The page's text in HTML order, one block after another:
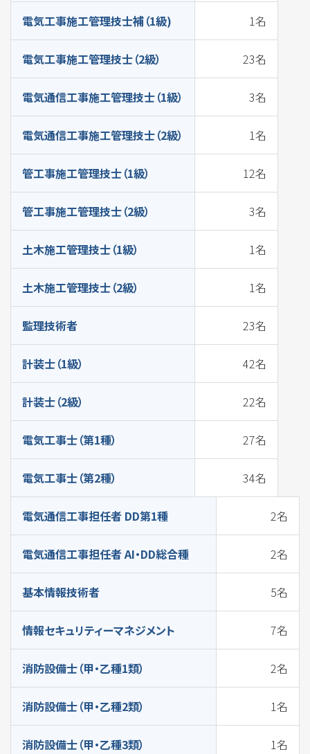
電気工事施工管理技士補（1級) 1名
電気工事施工管理技士（2級） 23名
電気通信工事施工管理技士（1級） 3名
電気通信工事施工管理技士（2級） 1名
管工事施工管理技士（1級） 12名
管工事施工管理技士（2級） 3名
土木施工管理技士（1級） 1名
土木施工管理技士（2級） 1名
監理技術者 23名
計装士（1級） 42名
計装士（2級） 22名
電気工事士（第1種） 27名
電気工事士（第2種） 34名
電気通信工事担任者 DD第1種 2名
電気通信工事担任者 AI・DD総合種 2名
基本情報技術者 5名
情報セキュリティーマネジメント 7名
消防設備士（甲・乙種1類） 2名
消防設備士（甲・乙種2類） 1名
消防設備士（甲・乙種3類） 1名